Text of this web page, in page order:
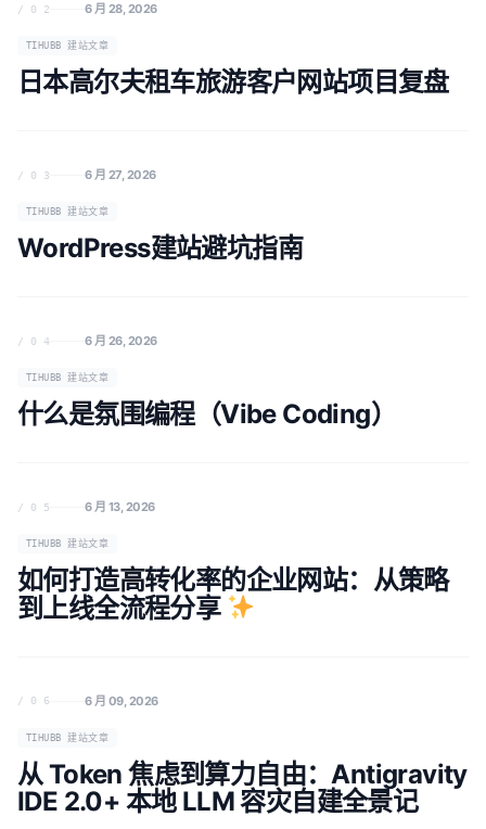
/ 0 2 6 月 28, 2026
TIHUBB 建站文章
日本高尔夫租车旅游客户网站项目复盘
/ 0 3 6 月 27, 2026
TIHUBB 建站文章
WordPress建站避坑指南
/ 0 4 6 月 26, 2026
TIHUBB 建站文章
什么是氛围编程（Vibe Coding）
/ 0 5 6 月 13, 2026
TIHUBB 建站文章
如何打造高转化率的企业网站：从策略
到上线全流程分享
/ 0 6 6 月 09, 2026
TIHUBB 建站文章
从 Token 焦虑到算力自由：Antigravity
IDE 2.0+ 本地 LLM 容灾自建全景记